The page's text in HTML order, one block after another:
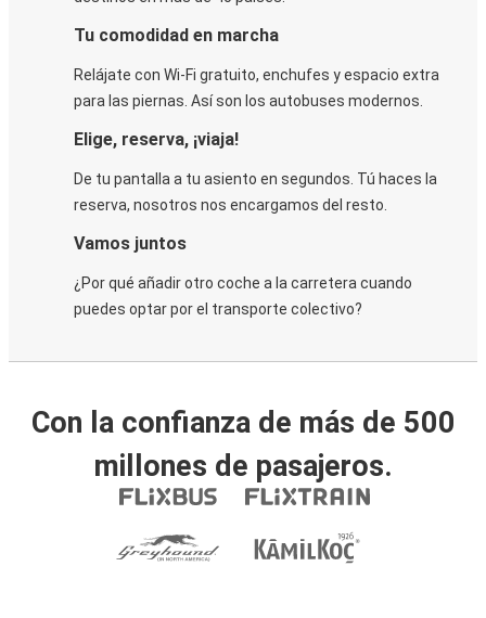
Tu comodidad en marcha
Relájate con Wi-Fi gratuito, enchufes y espacio extra
para las piernas. Así son los autobuses modernos.
Elige, reserva, ¡viaja!
De tu pantalla a tu asiento en segundos. Tú haces la
reserva, nosotros nos encargamos del resto.
Vamos juntos
¿Por qué añadir otro coche a la carretera cuando
puedes optar por el transporte colectivo?
Con la confianza de más de 500
millones de pasajeros.